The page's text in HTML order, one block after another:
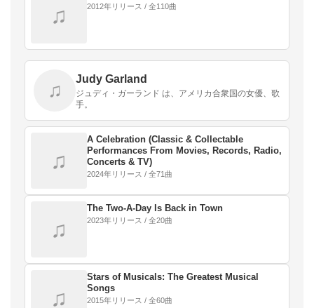
♫ 2012年リリース / 全110曲
♫
Judy Garland
ジュディ・ガーランド は、アメリカ合衆国の女優、歌
手。
♫
A Celebration (Classic & Collectable
Performances From Movies, Records, Radio,
Concerts & TV)
2024年リリース / 全71曲
♫
The Two-A-Day Is Back in Town
2023年リリース / 全20曲
♫
Stars of Musicals: The Greatest Musical
Songs
2015年リリース / 全60曲